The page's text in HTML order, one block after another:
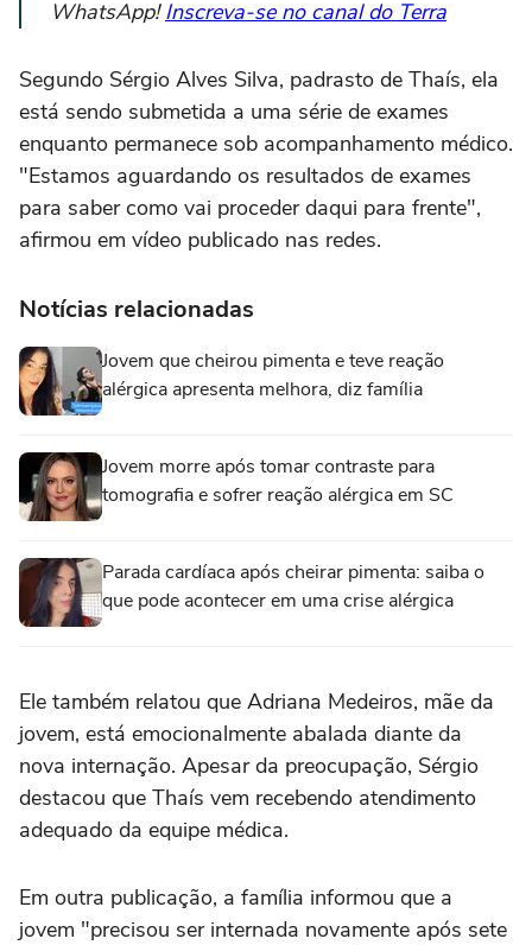
WhatsApp!Inscreva-se no canal do Terra
Segundo Sérgio Alves Silva, padrasto de Thaís, ela
está sendo submetida a uma série de exames
enquanto permanece sob acompanhamento médico.
"Estamos aguardando os resultados de exames
para saber como vai proceder daqui para frente",
afirmou em vídeo publicado nas redes.
Notícias relacionadas
Jovem que cheirou pimenta e teve reação
alérgica apresenta melhora, diz família
Jovem morre após tomar contraste para
tomografia e sofrer reação alérgica em SC
Parada cardíaca após cheirar pimenta: saiba o
que pode acontecer em uma crise alérgica
Ele também relatou que Adriana Medeiros, mãe da
jovem, está emocionalmente abalada diante da
nova internação. Apesar da preocupação, Sérgio
destacou que Thaís vem recebendo atendimento
adequado da equipe médica.
Em outra publicação, a família informou que a
jovem "precisou ser internada novamente após sete